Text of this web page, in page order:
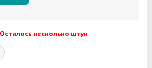
Осталось несколько штук